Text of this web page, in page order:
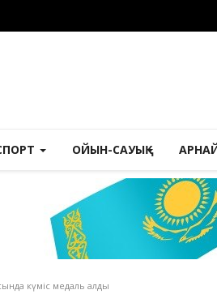
ОЙЫН-САУЫҚ
күміс медаль алды